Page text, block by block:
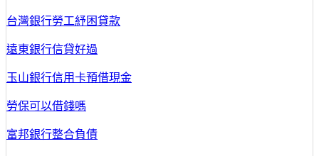
台灣銀行勞工紓困貸款
遠東銀行信貸好過
玉山銀行信用卡預借現金
勞保可以借錢嗎
富邦銀行整合負債